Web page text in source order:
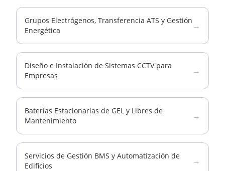
Grupos Electrógenos, Transferencia ATS y Gestión
Energética
→
Diseño e Instalación de Sistemas CCTV para
Empresas
→
Baterías Estacionarias de GEL y Libres de
Mantenimiento
→
Servicios de Gestión BMS y Automatización de
Edificios
→